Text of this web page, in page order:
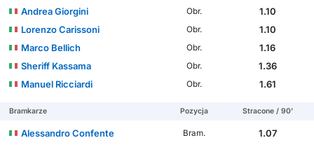
Andrea Giorgini
Obr.
1.10
Lorenzo Carissoni
Obr.
1.10
Marco Bellich
Obr.
1.16
Sheriff Kassama
Obr.
1.36
Manuel Ricciardi
Obr. 1.61
Bramkarze Pozycja Stracone / 90'
Alessandro Confente Bram.
1.07